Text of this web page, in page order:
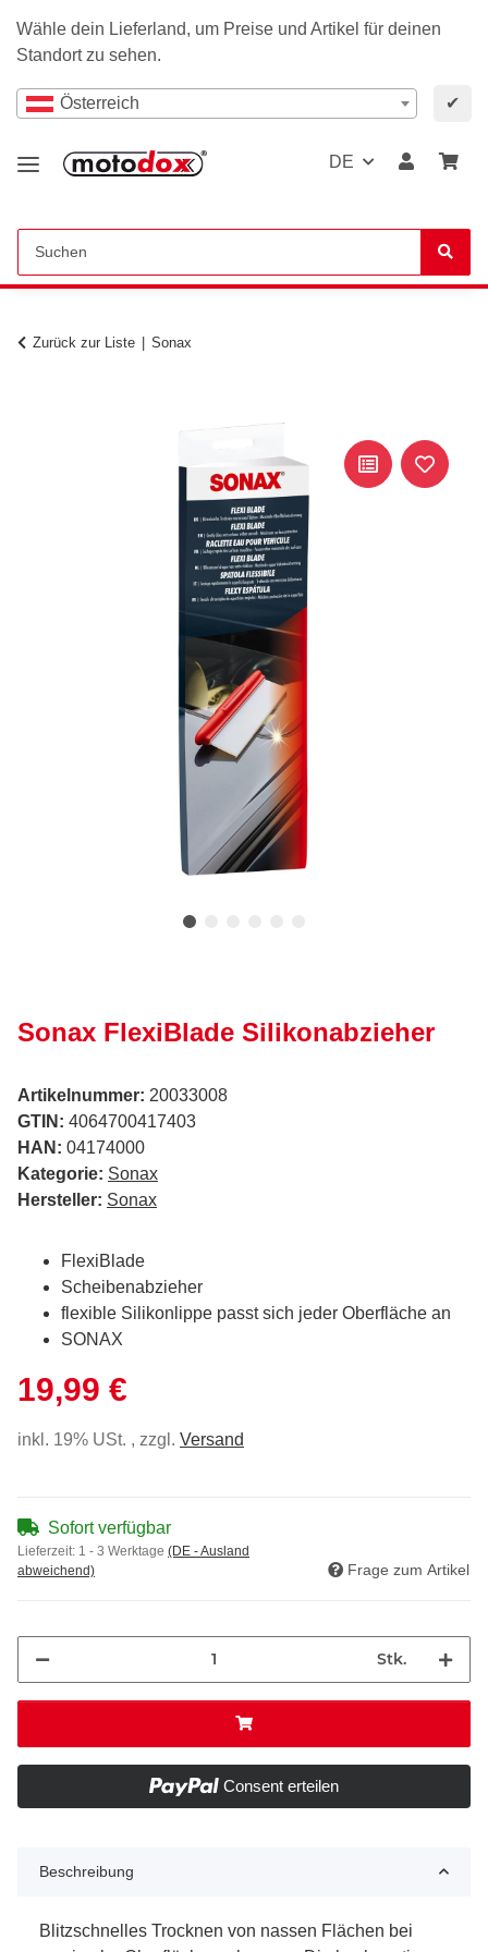
Wähle dein Lieferland, um Preise und Artikel für deinen
Standort zu sehen.
Österreich ✔
DE
Zurück zur Liste Sonax
Sonax FlexiBlade Silikonabzieher
Artikelnummer: 20033008
GTIN: 4064700417403
HAN: 04174000
Kategorie: Sonax
Hersteller: Sonax
FlexiBlade
Scheibenabzieher
flexible Silikonlippe passt sich jeder Oberfläche an
SONAX
19,99 €
inkl. 19% USt. , zzgl. Versand
Sofort verfügbar
Lieferzeit: 1 - 3 Werktage (DE - Ausland
abweichend)
Frage zum Artikel
Stk.
Consent erteilen
Beschreibung
Blitzschnelles Trocknen von nassen Flächen bei